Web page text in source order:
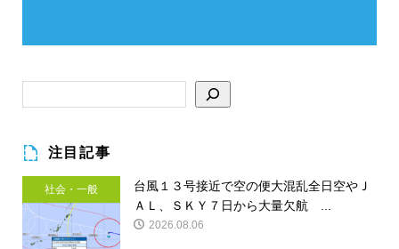
注目記事
社会・一般
台風１３号接近で空の便大混乱全日空やＪ
ＡＬ、ＳＫＹ７日から大量欠航 ...
2026.08.06